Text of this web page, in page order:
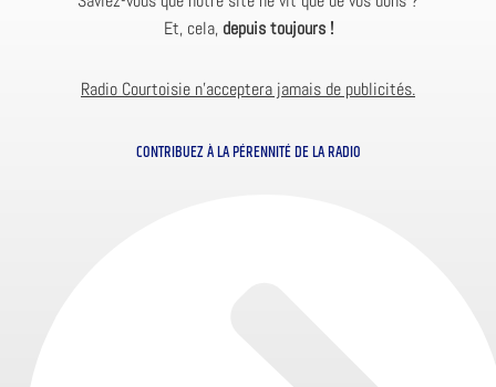
Et, cela, depuis toujours !
Radio Courtoisie n’acceptera jamais de publicités.
CONTRIBUEZ À LA PÉRENNITÉ DE LA RADIO